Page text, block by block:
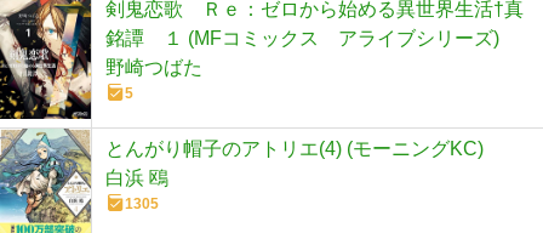
剣鬼恋歌 Ｒｅ：ゼロから始める異世界生活†真
銘譚 １ (MFコミックス アライブシリーズ)
野崎つばた
5
とんがり帽子のアトリエ(4) (モーニングKC)
白浜 鴎
1305